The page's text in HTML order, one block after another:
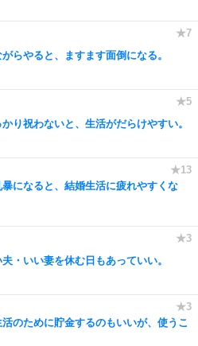
らやると、ますます面倒になる。
り祝わないと、生活がだらけやすい。
になると、結婚生活に疲れやすくな
・いい妻を休む日もあっていい。
のために貯金するのもいいが、使うこ